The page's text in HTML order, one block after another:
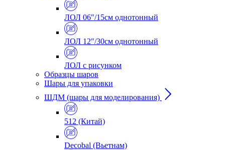
ЛОЛ 06"/15см однотонный
ЛОЛ 12"/30см однотонный
ЛОЛ с рисунком
Образцы шаров
Шары для упаковки
ШДМ (шары для моделирования)
512 (Китай)
Decobal (Вьетнам)